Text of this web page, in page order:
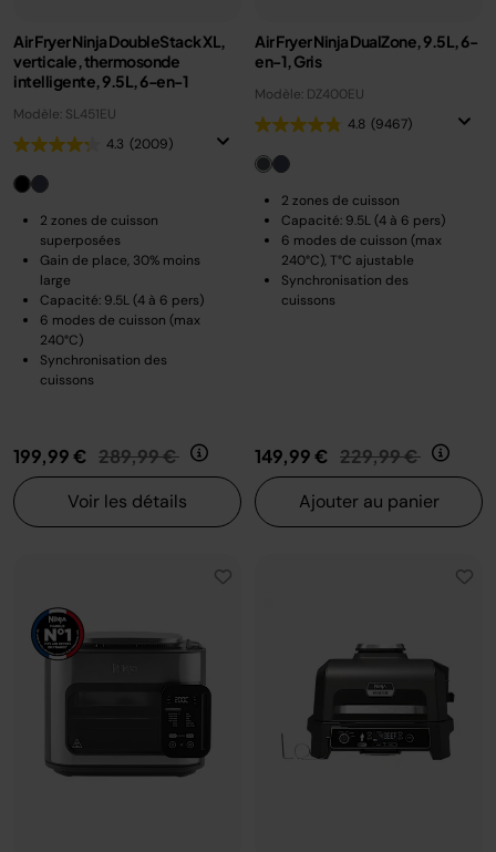
Air Fryer Ninja DoubleStack XL,
verticale, thermosonde
intelligente, 9.5L, 6-en-1
Modèle: SL451EU
4.3 (2009)
2 zones de cuisson
superposées
Gain de place, 30% moins
large
Capacité: 9.5L (4 à 6 pers)
6 modes de cuisson (max
240°C)
Synchronisation des
cuissons
199,99 € Prix réduit de
289,99 € au
Voir les détails
Air Fryer Ninja DualZone, 9.5L, 6-
en-1, Gris
Modèle: DZ400EU
4.8 (9467)
2 zones de cuisson
Capacité: 9.5L (4 à 6 pers)
6 modes de cuisson (max
240°C), T°C ajustable
Synchronisation des
cuissons
149,99 € Prix réduit de
229,99 € au
Ajouter au panier